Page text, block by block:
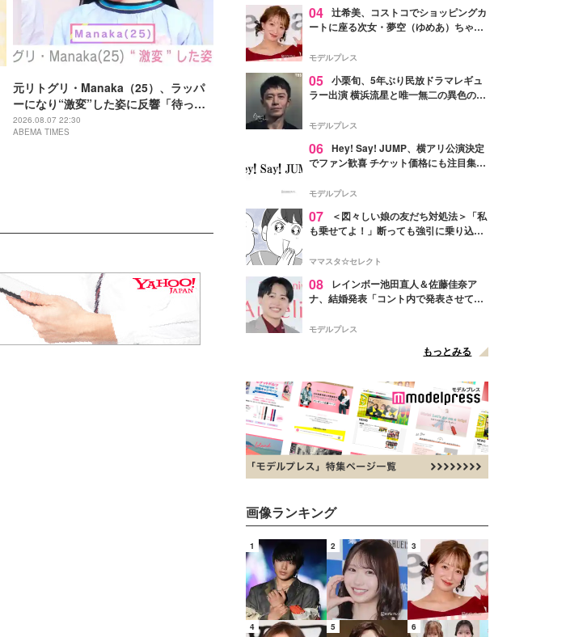
元リトグリ・Manaka（25）、ラッパ
ーになり“激変”した姿に反響「待っ
て」「昔から見てるけど 最近ずっと可
愛くなってる」
2026.08.07 22:30
ABEMA TIMES
04 辻希美、コストコでショッピングカ
ートに座る次女・夢空（ゆめあ）ちゃん
ぎ」「成長を感じる」の声
モデルプレス
05 小栗旬、5年ぶり民放ドラマレギュ
ラー出演 横浜流星と唯一無二の異色のバ
モデルプレス
06 Hey! Say! JUMP、横アリ公演決定
でファン歓喜 チケット価格にも注目集ま
モデルプレス
07
＜図々しい娘の友だち対処法＞「私
も乗せてよ！」断っても強引に乗り込ん
ママスタ☆セレクト
08
レインボー池田直人＆佐藤佳奈ア
ナ、結婚発表「コント内で発表させてい
点変更のため
モデルプレス
もっとみる
画像ランキング
1 2 3
4 5 6